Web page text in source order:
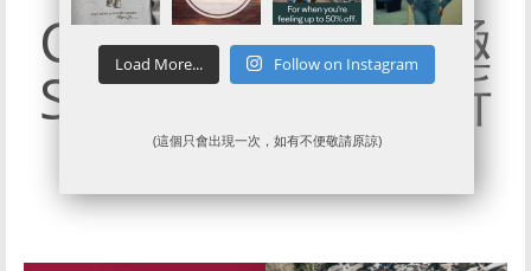
Columbia US終極
Summer Sale 5折
啟動!
Load More... Follow on Instagram
(這個只會出現一次，如有不便敬請原諒)